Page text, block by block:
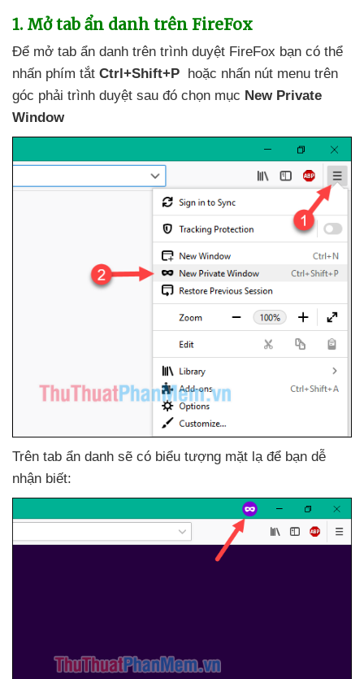
1. Mở tab ẩn danh trên FireFox
Để mở tab ẩn danh trên trình duyệt FireFox bạn có thể
nhấn phím tắt Ctrl+Shift+P hoặc nhấn nút menu trên
góc phải trình duyệt sau đó chọn mục New Private
Window
Trên tab ẩn danh sẽ có biểu tượng mặt lạ để bạn dễ
nhận biết: